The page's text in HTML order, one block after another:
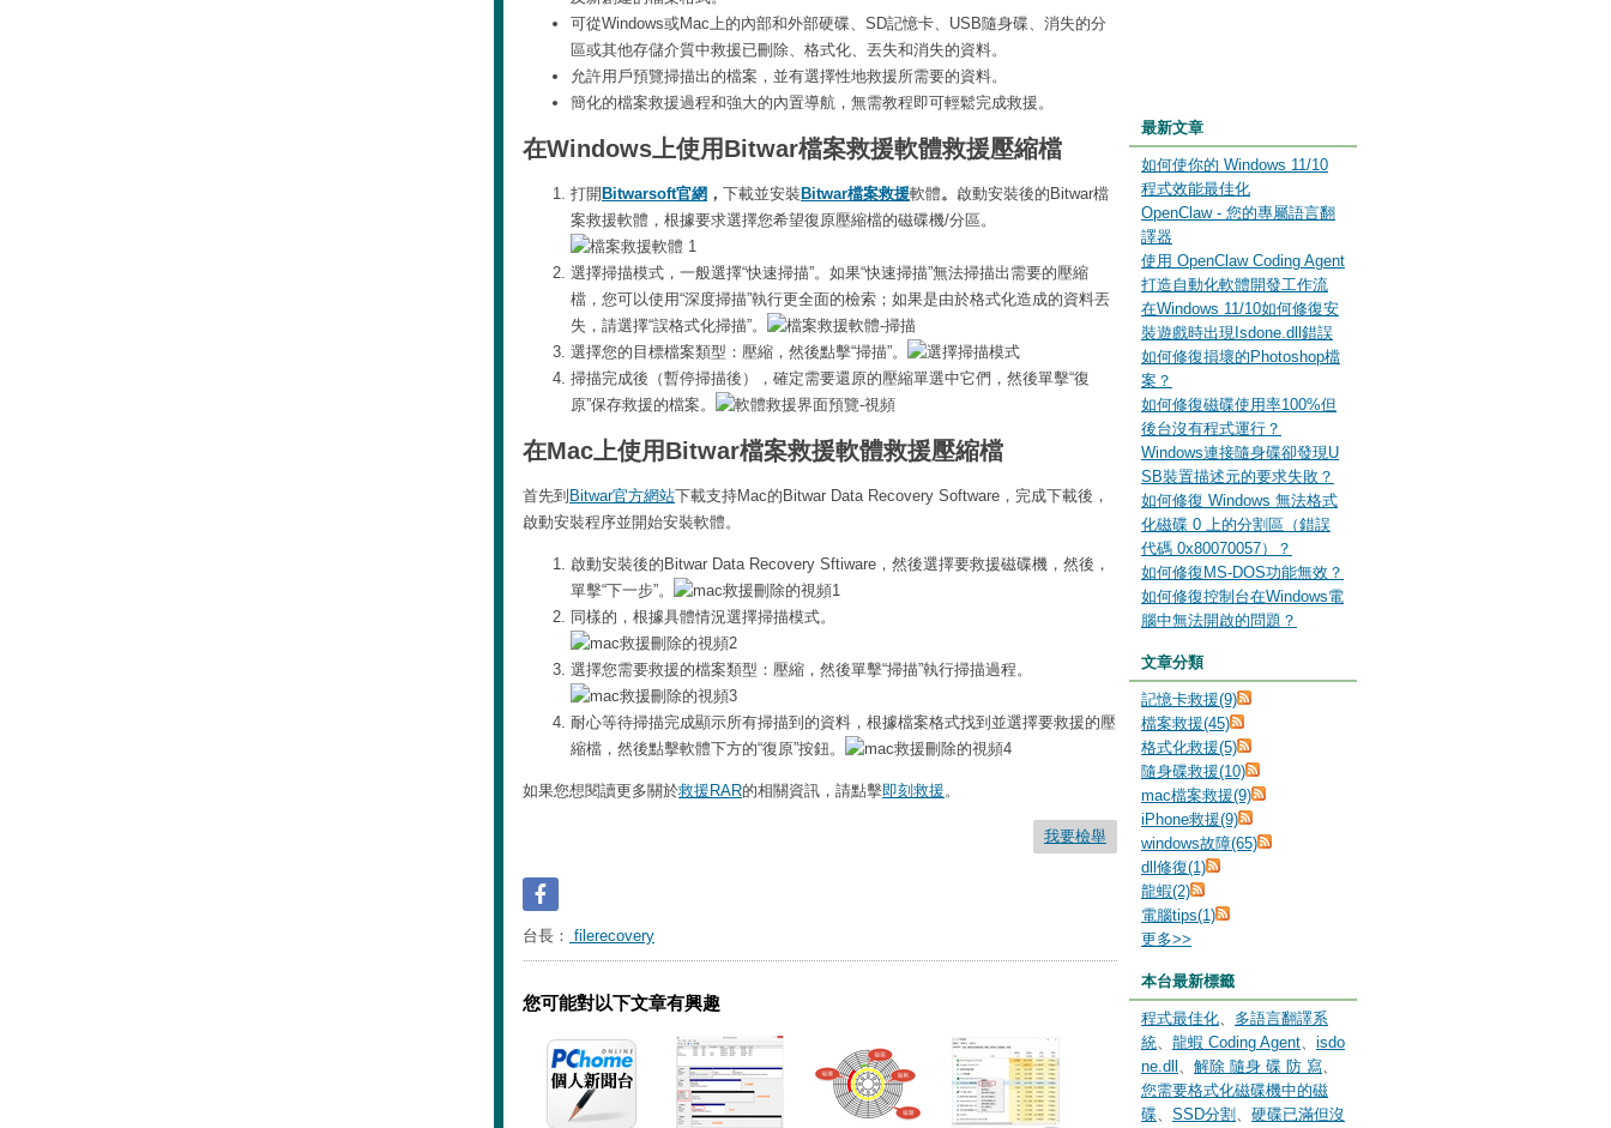
可從Windows或Mac上的內部和外部硬碟、SD記憶卡、USB隨身碟、消失的分
區或其他存儲介質中救援已刪除、格式化、丟失和消失的資料。
允許用戶預覽掃描出的檔案，並有選擇性地救援所需要的資料。
簡化的檔案救援過程和強大的內置導航，無需教程即可輕鬆完成救援。
在Windows上使用Bitwar檔案救援軟體救援壓縮檔
打開 Bitwarsoft官網 ， 下載並安裝 Bitwar檔案救援軟體。 啟動安裝後的Bitwar檔
案救援軟體，根據要求選擇您希望復原壓縮檔的磁碟機/分區。
選擇掃描模式，一般選擇“快速掃描”。如果“快速掃描”無法掃描出需要的壓縮
檔，您可以使用“深度掃描”執行更全面的檢索；如果是由於格式化造成的資料丟
失，請選擇“誤格式化掃描”。
選擇您的目標檔案類型：壓縮，然後點擊“掃描”。
掃描完成後（暫停掃描後），確定需要還原的壓縮單選中它們，然後單擊“復
原”保存救援的檔案。
在Mac上使用Bitwar檔案救援軟體救援壓縮檔
首先到 Bitwar官方網站下載支持Mac的Bitwar Data Recovery Software，完成下載後，
啟動安裝程序並開始安裝軟體。
啟動安裝後的Bitwar Data Recovery Sftiware，然後選擇要救援磁碟機，然後，
單擊“下一步”。
同樣的，根據具體情況選擇掃描模式。
選擇您需要救援的檔案類型：壓縮，然後單擊“掃描”執行掃描過程。
耐心等待掃描完成顯示所有掃描到的資料，根據檔案格式找到並選擇要救援的壓
縮檔，然後點擊軟體下方的“復原”按鈕。
如果您想閱讀更多關於救援RAR的相關資訊，請點擊即刻救援。
我要檢舉
台長： filerecovery
您可能對以下文章有興趣
最新文章
如何使你的 Windows 11/10
程式效能最佳化
OpenClaw - 您的專屬語言翻
譯器
使用 OpenClaw Coding Agent
打造自動化軟體開發工作流
在Windows 11/10如何修復安
裝遊戲時出現Isdone.dll錯誤
如何修復損壞的Photoshop檔
案？
如何修復磁碟使用率100%但
後台沒有程式運行？
Windows連接隨身碟卻發現U
SB裝置描述元的要求失敗？
如何修復 Windows 無法格式
化磁碟 0 上的分割區（錯誤
代碼 0x80070057）？
如何修復MS-DOS功能無效？
如何修復控制台在Windows電
腦中無法開啟的問題？
文章分類
記憶卡救援(9)
檔案救援(45)
格式化救援(5)
隨身碟救援(10)
mac檔案救援(9)
iPhone救援(9)
windows故障(65)
dll修復(1)
龍蝦(2)
電腦tips(1)
更多>>
本台最新標籤
程式最佳化、 多語言翻譯系
統、 龍蝦 Coding Agent、 isdo
ne.dll 、 解除 隨身 碟 防 寫、
您需要格式化磁碟機中的磁
碟、 SSD分割 、 硬碟已滿但沒